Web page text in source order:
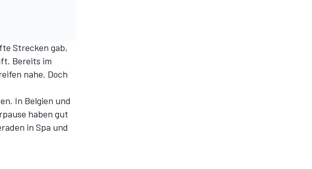
Strecken gab,
Bereits im
nahe. Doch
In Belgien und
haben gut
in Spa und